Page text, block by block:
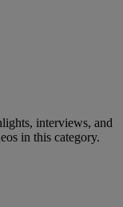
interviews, and
in this category.